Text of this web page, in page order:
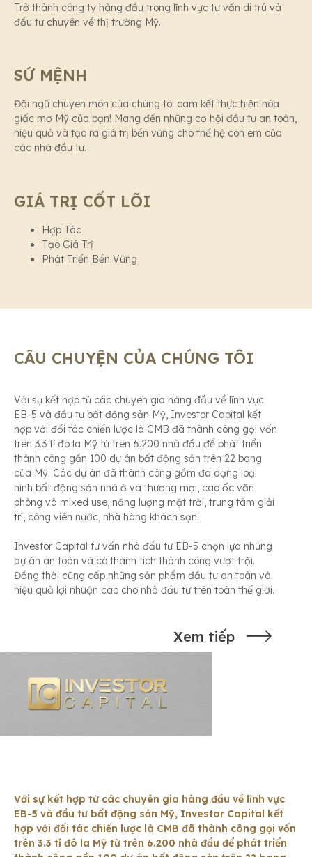
Trở thành công ty hàng đầu trong lĩnh vực tư vấn di trú và
đầu tư chuyên về thị trường Mỹ.
SỨ MỆNH
Đội ngũ chuyên môn của chúng tôi cam kết thực hiện hóa
giấc mơ Mỹ của bạn! Mang đến những cơ hội đầu tư an toàn,
hiệu quả và tạo ra giá trị bền vững cho thế hệ con em của
các nhà đầu tư.
GIÁ TRỊ CỐT LÕI
Hợp Tác
Tạo Giá Trị
Phát Triển Bền Vững
CÂU CHUYỆN CỦA CHÚNG TÔI
Với sự kết hợp từ các chuyên gia hàng đầu về lĩnh vực
EB-5 và đầu tư bất động sản Mỹ, Investor Capital kết
hợp với đối tác chiến lược là CMB đã thành công gọi vốn
trên 3.3 tỉ đô la Mỹ từ trên 6.200 nhà đầu để phát triển
thành công gần 100 dự án bất động sản trên 22 bang
của Mỹ. Các dự án đã thành công gồm đa dạng loại
hình bất động sản nhà ở và thương mại, cao ốc văn
phòng và mixed use, năng lượng mặt trời, trung tâm giải
trí, công viên nước, nhà hàng khách sạn.
Investor Capital tư vấn nhà đầu tư EB-5 chọn lựa những
dự án an toàn và có thành tích thành công vượt trội.
Đồng thời cũng cấp những sản phẩm đầu tư an toàn và
hiệu quả lợi nhuận cao cho nhà đầu tư trên toàn thế giới.
Xem tiếp
Với sự kết hợp từ các chuyên gia hàng đầu về lĩnh vực
EB-5 và đầu tư bất động sản Mỹ, Investor Capital kết
hợp với đối tác chiến lược là CMB đã thành công gọi vốn
trên 3.3 tỉ đô la Mỹ từ trên 6.200 nhà đầu để phát triển